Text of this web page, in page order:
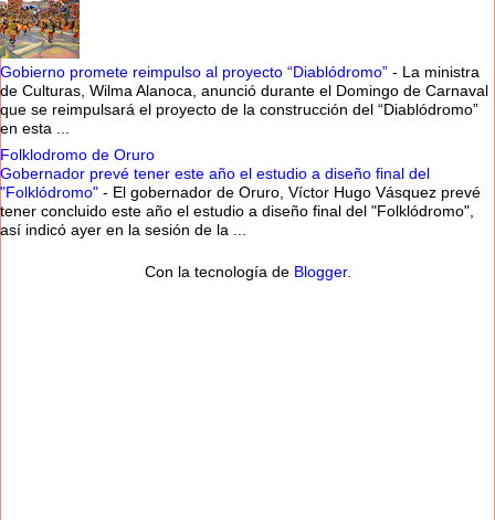
Gobierno promete reimpulso al proyecto “Diablódromo” - La ministra
de Culturas, Wilma Alanoca, anunció durante el Domingo de Carnaval
que se reimpulsará el proyecto de la construcción del “Diablódromo”
en esta ...
Folklodromo de Oruro
Gobernador prevé tener este año el estudio a diseño final del
"Folklódromo" - El gobernador de Oruro, Víctor Hugo Vásquez prevé
tener concluido este año el estudio a diseño final del "Folklódromo",
así indicó ayer en la sesión de la ...
Con la tecnología de Blogger.